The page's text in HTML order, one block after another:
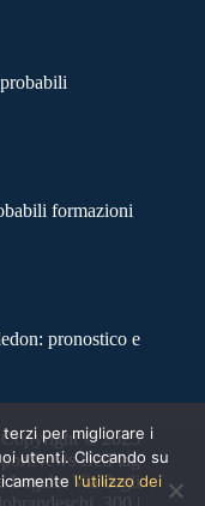
formazioni
pronostico e
Copyright © 2025
BetFlag
Legale: Via degli
per migliorare i
utenti. Cliccando su
l'utilizzo dei